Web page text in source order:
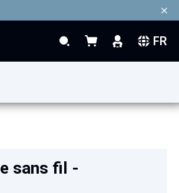
RechercherMon panier FR
Ajouter au panier
sans fil -